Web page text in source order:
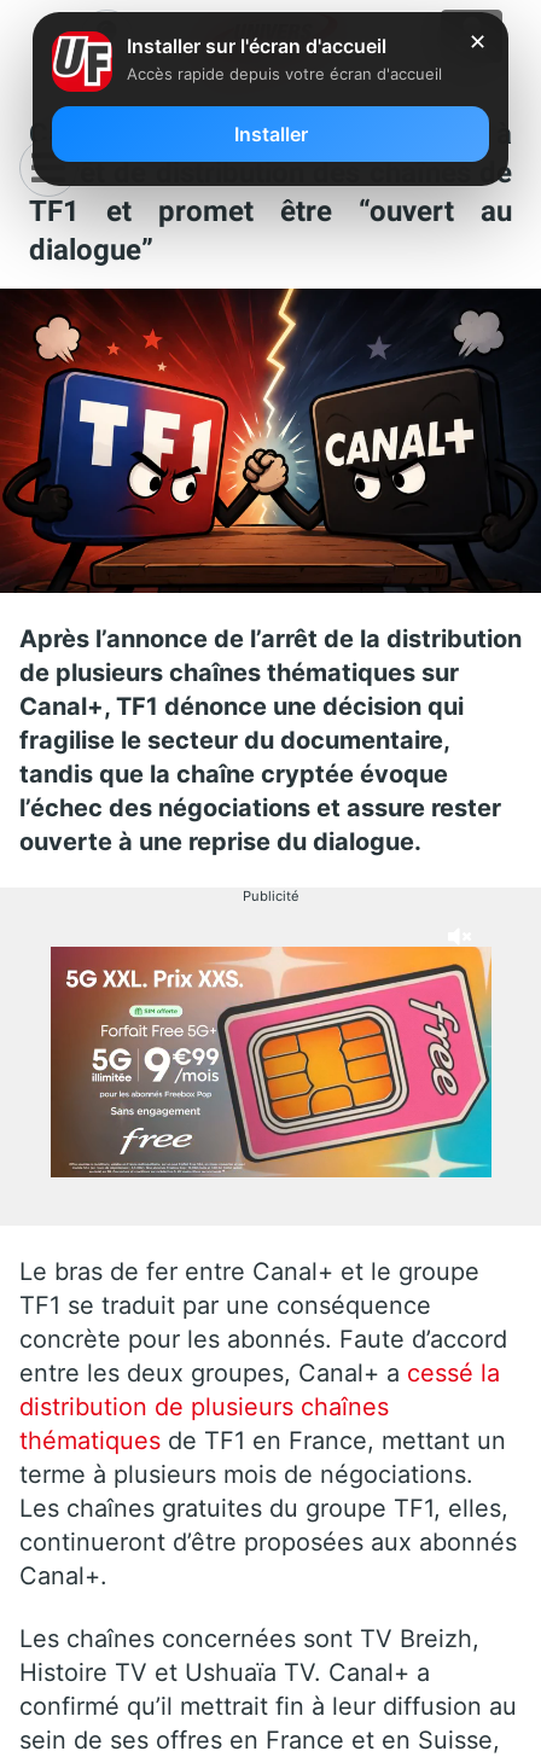
Canal+ défend sa position suite à
l’arrêt de distribution des chaînes de
TF1 et promet être “ouvert au
dialogue”
Après l’annonce de l’arrêt de la distribution
de plusieurs chaînes thématiques sur
Canal+, TF1 dénonce une décision qui
fragilise le secteur du documentaire,
tandis que la chaîne cryptée évoque
l’échec des négociations et assure rester
ouverte à une reprise du dialogue.
Publicité
Le bras de fer entre Canal+ et le groupe
TF1 se traduit par une conséquence
concrète pour les abonnés. Faute d’accord
entre les deux groupes, Canal+ a cessé la
distribution de plusieurs chaînes
thématiques de TF1 en France, mettant un
terme à plusieurs mois de négociations.
Les chaînes gratuites du groupe TF1, elles,
continueront d’être proposées aux abonnés
Canal+.
Les chaînes concernées sont TV Breizh,
Histoire TV et Ushuaïa TV. Canal+ a
confirmé qu’il mettrait fin à leur diffusion au
sein de ses offres en France et en Suisse,
✕
Installer sur l'écran d'accueil
Accès rapide depuis votre écran d'accueil
Installer